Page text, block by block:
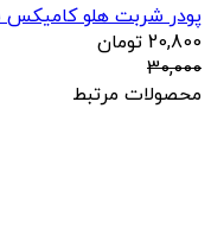
پودر شربت هلو کامیکس 8.5...
20,800 تومان
30,000
محصولات مرتبط